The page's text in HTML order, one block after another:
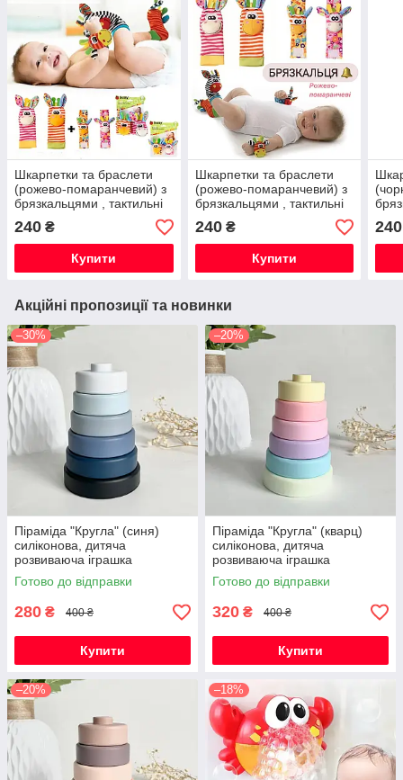
Шкарпетки та браслети
(рожево-помаранчевий) з
брязкальцями , тактильні
іграшки для малюків,
шарудять і дзвенять (набір
з 4 шт.)
240 ₴
Купити
Шкарпетки та браслети
(рожево-помаранчевий) з
брязкальцями , тактильні
іграшки для малюків,
шарудять і дзвенять (набір
з 4 шт.)
240₴
Купити
з 4
240
Акційні пропозиції та новинки
–30%
Піраміда "Кругла" (синя)
силіконова, дитяча
розвиваюча іграшка
сенсорна
Готово до відправки
280 ₴ 400 ₴
Купити
–20%
Піраміда "Кругла" (кварц)
силіконова, дитяча
розвиваюча іграшка
сенсорна
Готово до відправки
320 ₴ 400 ₴
Купити
–20% –18%